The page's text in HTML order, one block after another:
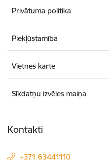
Privātuma politika
Piekļūstamība
Vietnes karte
Sīkdatņu izvēles maiņa
Kontakti
+371 63441110